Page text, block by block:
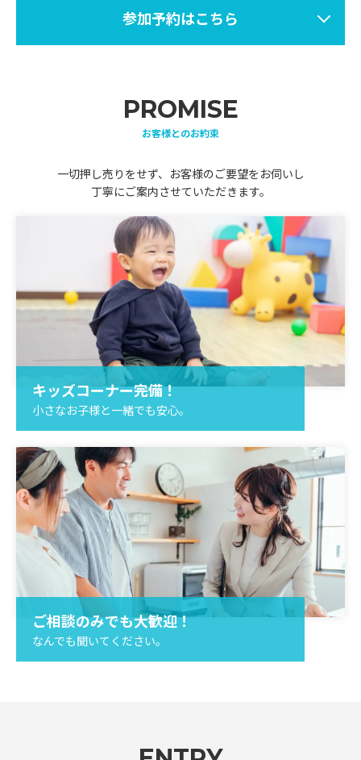
参加予約はこちら
PROMISE
お客様とのお約束
一切押し売りをせず、お客様のご要望をお伺いし
丁寧にご案内させていただきます。
キッズコーナー完備！
小さなお子様と一緒でも安心。
ご相談のみでも大歓迎！
なんでも聞いてください。